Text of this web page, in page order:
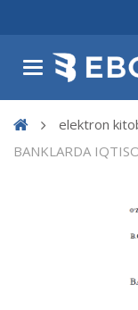
elektron
BАNKLАRDА